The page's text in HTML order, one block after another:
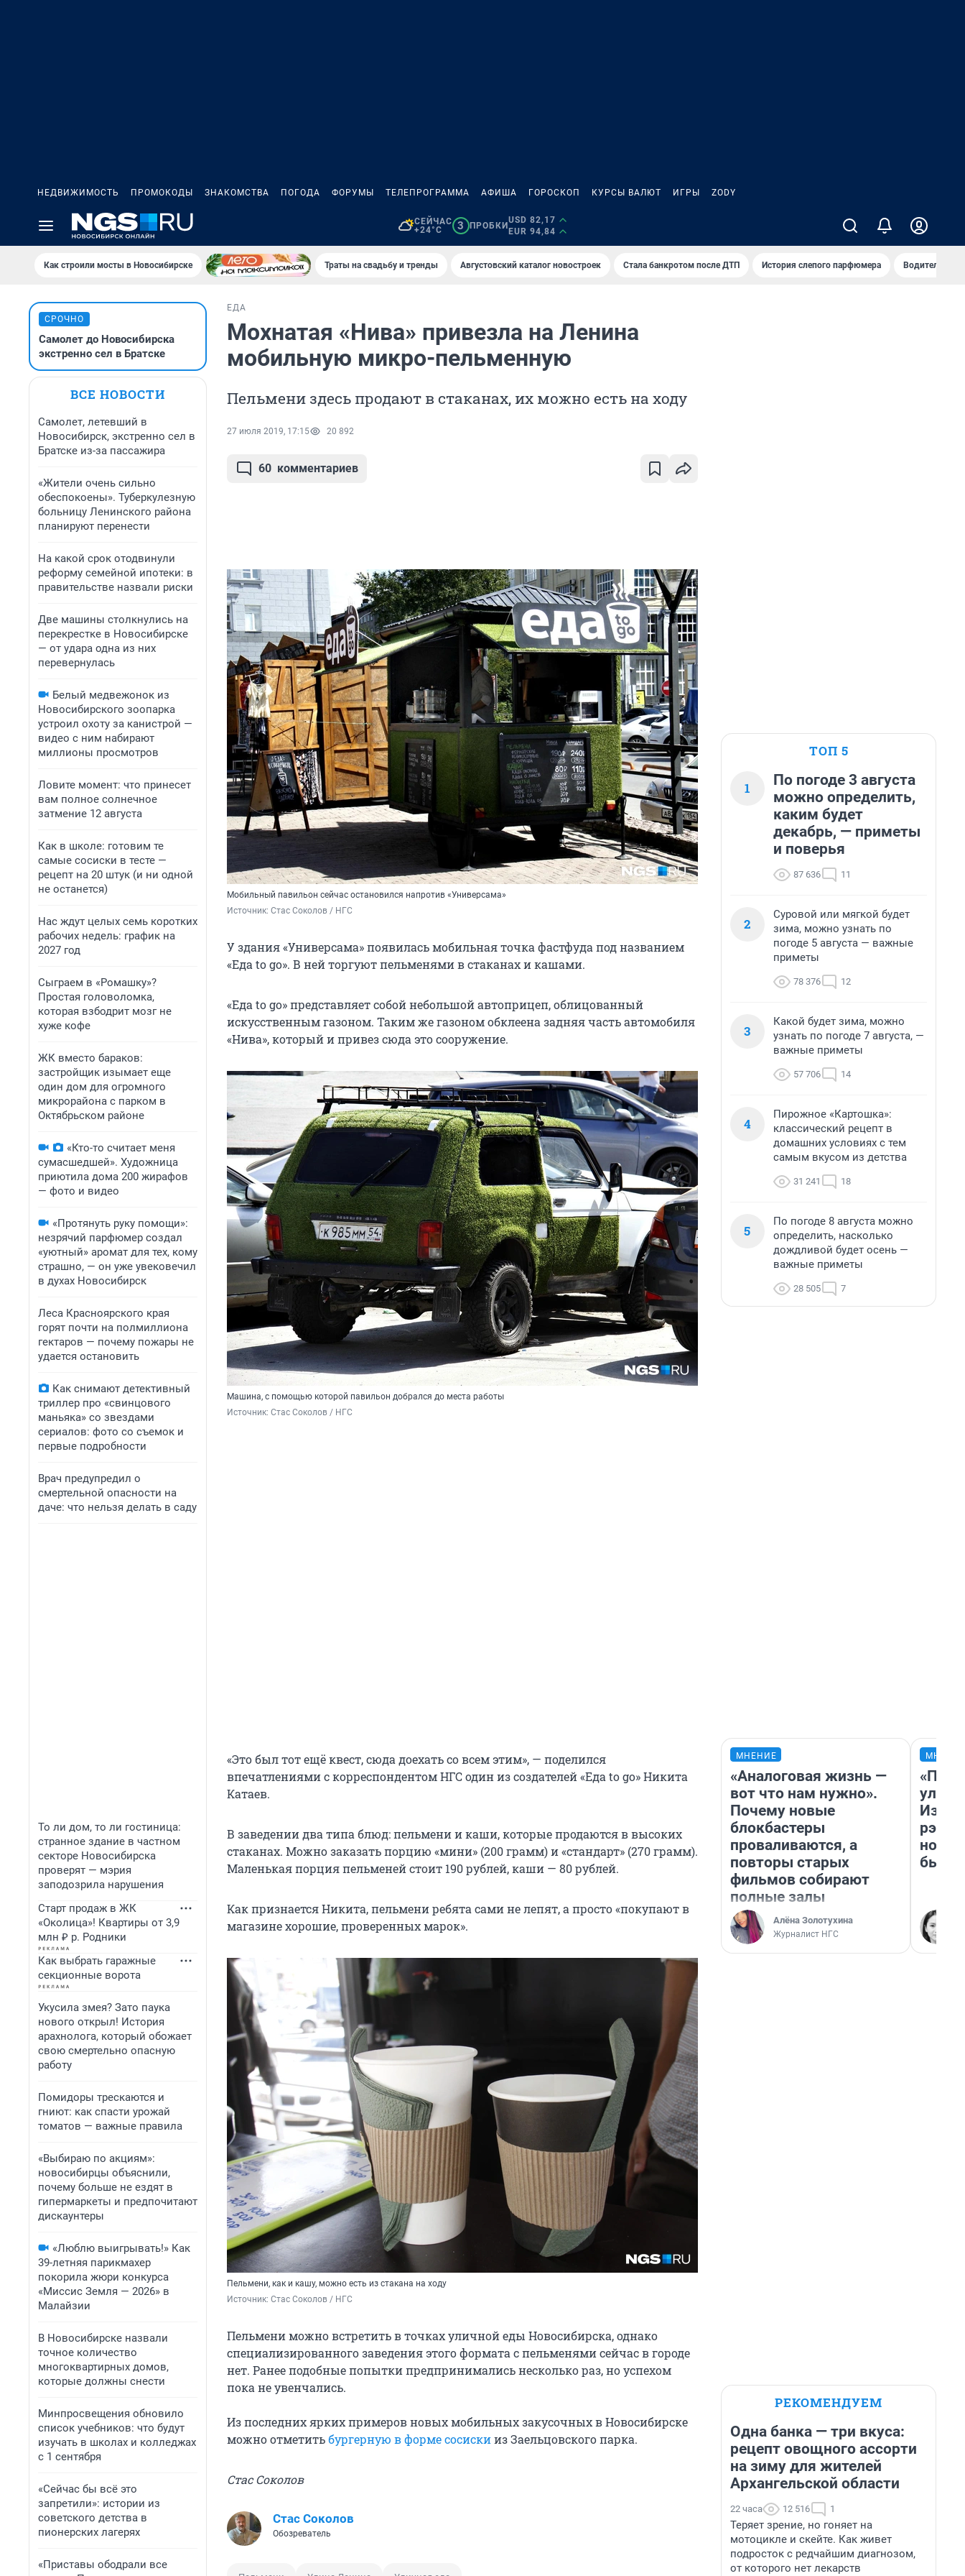
НЕДВИЖИМОСТЬ ПРОМОКОДЫ ЗНАКОМСТВА ПОГОДА ФОРУМЫ ТЕЛЕПРОГРАММА АФИША ГОРОСКОП КУРСЫ ВАЛЮТ ИГРЫ ZODY
СЕЙЧАС
+24°C
3 ПРОБКИ
USD 82,17
EUR 94,84
Как строили мосты в Новосибирске Траты на свадьбу и тренды Августовский каталог новостроек Стала банкротом после ДТП История слепого парфюмера Водители
СРОЧНО
Самолет до Новосибирска
экстренно сел в Братске
ВСЕ НОВОСТИ
Самолет, летевший в
Новосибирск, экстренно сел в
Братске из-за пассажира
«Жители очень сильно
обеспокоены». Туберкулезную
больницу Ленинского района
планируют перенести
На какой срок отодвинули
реформу семейной ипотеки: в
правительстве назвали риски
Две машины столкнулись на
перекрестке в Новосибирске
— от удара одна из них
перевернулась
Белый медвежонок из
Новосибирского зоопарка
устроил охоту за канистрой —
видео с ним набирают
миллионы просмотров
Ловите момент: что принесет
вам полное солнечное
затмение 12 августа
Как в школе: готовим те
самые сосиски в тесте —
рецепт на 20 штук (и ни одной
не останется)
Нас ждут целых семь коротких
рабочих недель: график на
2027 год
Сыграем в «Ромашку»?
Простая головоломка,
которая взбодрит мозг не
хуже кофе
ЖК вместо бараков:
застройщик изымает еще
один дом для огромного
микрорайона с парком в
Октябрьском районе
«Кто-то считает меня
сумасшедшей». Художница
приютила дома 200 жирафов
— фото и видео
«Протянуть руку помощи»:
незрячий парфюмер создал
«уютный» аромат для тех, кому
страшно, — он уже увековечил
в духах Новосибирск
Леса Красноярского края
горят почти на полмиллиона
гектаров — почему пожары не
удается остановить
Как снимают детективный
триллер про «свинцового
маньяка» со звездами
сериалов: фото со съемок и
первые подробности
Врач предупредил о
смертельной опасности на
даче: что нельзя делать в саду
То ли дом, то ли гостиница:
странное здание в частном
секторе Новосибирска
проверят — мэрия
заподозрила нарушения
Старт продаж в ЖК
«Околица»! Квартиры от 3,9
млн ₽ р. Родники
Как выбрать гаражные
секционные ворота
Укусила змея? Зато паука
нового открыл! История
арахнолога, который обожает
свою смертельно опасную
работу
Помидоры трескаются и
гниют: как спасти урожай
томатов — важные правила
«Выбираю по акциям»:
новосибирцы объяснили,
почему больше не ездят в
гипермаркеты и предпочитают
дискаунтеры
«Люблю выигрывать!» Как
39-летняя парикмахер
покорила жюри конкурса
«Миссис Земля — 2026» в
Малайзии
В Новосибирске назвали
точное количество
многоквартирных домов,
которые должны снести
Минпросвещения обновило
список учебников: что будут
изучать в школах и колледжах
с 1 сентября
«Сейчас бы всё это
запретили»: истории из
советского детства в
пионерских лагерях
«Приставы ободрали все
ЕДА
Мохнатая «Нива» привезла на Ленина
мобильную микро-пельменную
Пельмени здесь продают в стаканах, их можно есть на ходу
27 июля 2019, 17:15 20 892
60 комментариев
Мобильный павильон сейчас остановился напротив «Универсама»
Источник: Стас Соколов / НГС
У здания «Универсама» появилась мобильная точка фастфуда под названием
«Еда to go». В ней торгуют пельменями в стаканах и кашами.
«Еда to go» представляет собой небольшой автоприцеп, облицованный
искусственным газоном. Таким же газоном обклеена задняя часть автомобиля
«Нива», который и привез сюда это сооружение.
Машина, с помощью которой павильон добрался до места работы
Источник: Стас Соколов / НГС
«Это был тот ещё квест, сюда доехать со всем этим», — поделился
впечатлениями с корреспондентом НГС один из создателей «Еда to go» Никита
Катаев.
В заведении два типа блюд: пельмени и каши, которые продаются в высоких
стаканах. Можно заказать порцию «мини» (200 грамм) и «стандарт» (270 грамм).
Маленькая порция пельменей стоит 190 рублей, каши — 80 рублей.
Как признается Никита, пельмени ребята сами не лепят, а просто «покупают в
магазине хорошие, проверенных марок».
Пельмени, как и кашу, можно есть из стакана на ходу
Источник: Стас Соколов / НГС
Пельмени можно встретить в точках уличной еды Новосибирска, однако
специализированного заведения этого формата с пельменями сейчас в городе
нет. Ранее подобные попытки предпринимались несколько раз, но успехом
пока не увенчались.
Из последних ярких примеров новых мобильных закусочных в Новосибирске
можно отметитьбургерную в форме сосискииз Заельцовского парка.
Стас Соколов
Стас Соколов
Обозреватель
ТОП 5
1
По погоде 3 августа
можно определить,
каким будет
декабрь, — приметы
и поверья
87 636 11
2
Суровой или мягкой будет
зима, можно узнать по
погоде 5 августа — важные
приметы
78 376 12
3
Какой будет зима, можно
узнать по погоде 7 августа, —
важные приметы
57 706 14
4
Пирожное «Картошка»:
классический рецепт в
домашних условиях с тем
самым вкусом из детства
31 241 18
5
По погоде 8 августа можно
определить, насколько
дождливой будет осень —
важные приметы
28 505 7
МНЕНИЕ
«Аналоговая жизнь —
вот что нам нужно».
Почему новые
блокбастеры
проваливаются, а
повторы старых
фильмов собирают
полные залы
Алёна Золотухина
Журналист НГС
было
РЕКОМЕНДУЕМ
Одна банка — три вкуса:
рецепт овощного ассорти
на зиму для жителей
Архангельской области
22 часа 12 516 1
Теряет зрение, но гоняет на
мотоцикле и скейте. Как живет
подросток с редчайшим диагнозом,
от которого нет лекарств